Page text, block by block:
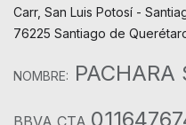
Carr, San Luis Potosí -
76225 Santiago de
NOMBRE: PACHARA
BBVA CTA